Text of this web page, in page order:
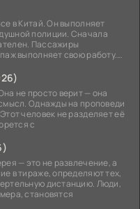
в Китай. Он выполняет
полиции. Сначала
Пассажиры
выполняет свою работу.
не просто верит — она
Однажды на проповеди
человек не разделяет её
с
— это не развлечение, а
в тираже, определяют тех,
дистанцию. Люди,
становятся